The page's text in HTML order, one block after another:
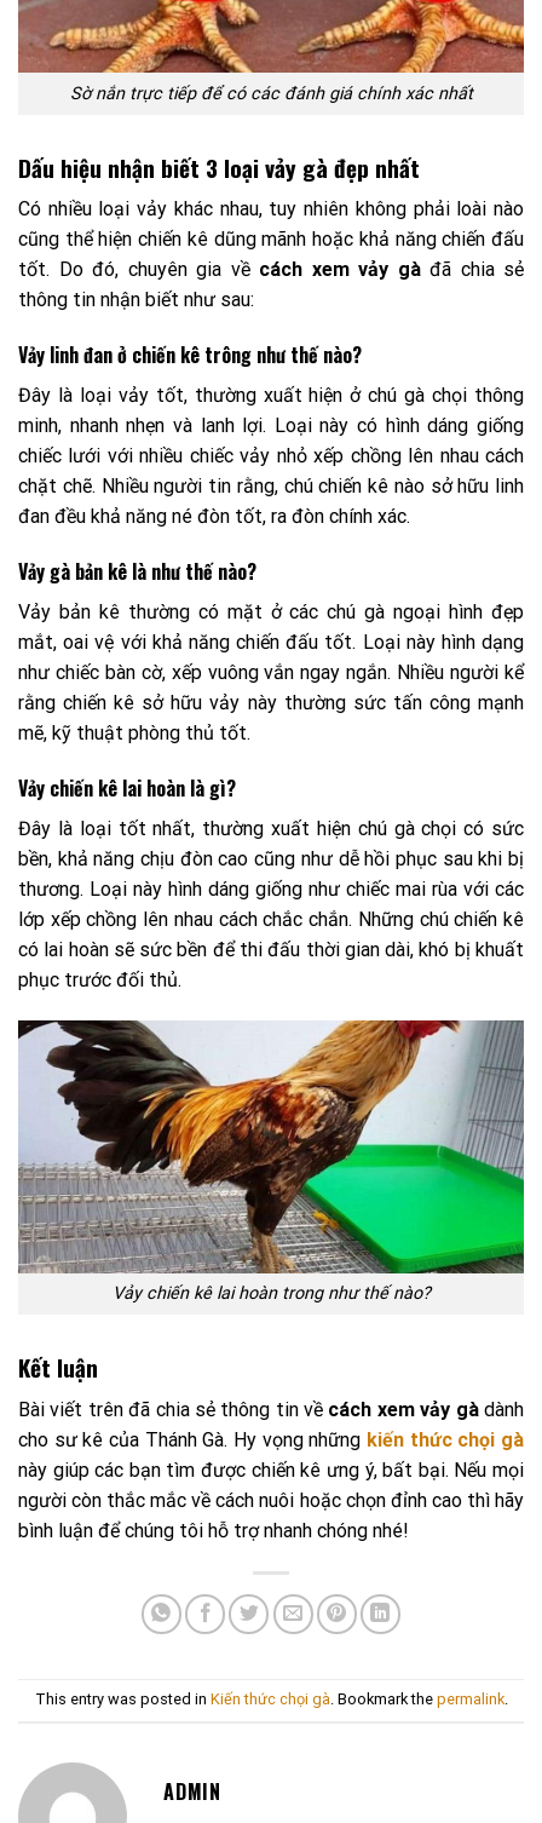
Sờ nắn trực tiếp để có các đánh giá chính xác nhất
Dấu hiệu nhận biết 3 loại vảy gà đẹp nhất
Có nhiều loại vảy khác nhau, tuy nhiên không phải loài nào
cũng thể hiện chiến kê dũng mãnh hoặc khả năng chiến đấu
tốt. Do đó, chuyên gia về cách xem vảy gàđã chia sẻ
thông tin nhận biết như sau:
Vảy linh đan ở chiến kê trông như thế nào?
Đây là loại vảy tốt, thường xuất hiện ở chú gà chọi thông
minh, nhanh nhẹn và lanh lợi. Loại này có hình dáng giống
chiếc lưới với nhiều chiếc vảy nhỏ xếp chồng lên nhau cách
chặt chẽ. Nhiều người tin rằng, chú chiến kê nào sở hữu linh
đan đều khả năng né đòn tốt, ra đòn chính xác.
Vảy gà bản kê là như thế nào?
Vảy bản kê thường có mặt ở các chú gà ngoại hình đẹp
mắt, oai vệ với khả năng chiến đấu tốt. Loại này hình dạng
như chiếc bàn cờ, xếp vuông vắn ngay ngắn. Nhiều người kể
rằng chiến kê sở hữu vảy này thường sức tấn công mạnh
mẽ, kỹ thuật phòng thủ tốt.
Vảy chiến kê lai hoàn là gì?
Đây là loại tốt nhất, thường xuất hiện chú gà chọi có sức
bền, khả năng chịu đòn cao cũng như dễ hồi phục sau khi bị
thương. Loại này hình dáng giống như chiếc mai rùa với các
lớp xếp chồng lên nhau cách chắc chắn. Những chú chiến kê
có lai hoàn sẽ sức bền để thi đấu thời gian dài, khó bị khuất
phục trước đối thủ.
Vảy chiến kê lai hoàn trong như thế nào?
Kết luận
Bài viết trên đã chia sẻ thông tin về cách xem vảy gàdành
cho sư kê của Thánh Gà. Hy vọng những kiến thức chọi gà
này giúp các bạn tìm được chiến kê ưng ý, bất bại. Nếu mọi
người còn thắc mắc về cách nuôi hoặc chọn đỉnh cao thì hãy
bình luận để chúng tôi hỗ trợ nhanh chóng nhé!
This entry was posted in Kiến thức chọi gà. Bookmark the permalink.
ADMIN